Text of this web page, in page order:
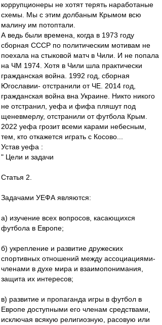
коррупционеры не хотят терять наработаные
схемы. Мы с этим долбаным Крымом всю
малину им потоптали.
А ведь были времена, когда в 1973 году
сборная СССР по политическим мотивам не
поехала на стыковой матч в Чили. И не попала
на ЧМ 1974. Хотя в Чили шла практически
гражданская война. 1992 год, сборная
Югославии- отстранили от ЧЕ. 2014 год,
гражданская война вна Украине. Никто никого
не отстранил, уефа и фифа пляшут под
щеневмерлу, отстранили от футбола Крым.
2022 уефа грозит всеми карами небесным,
тем, кто откажется играть с Косово...
Устав уефа :
" Цели и задачи
Статья 2.
Задачами УЕФА являются:
а) изучение всех вопросов, касающихся
футбола в Европе;
б) укрепление и развитие дружеских
спортивных отношений между ассоциациями-
членами в духе мира и взаимопонимания,
защита их интересов;
в) развитие и пропаганда игры в футбол в
Европе доступными его членам средствами,
исключая всякую религиозную, расовую или